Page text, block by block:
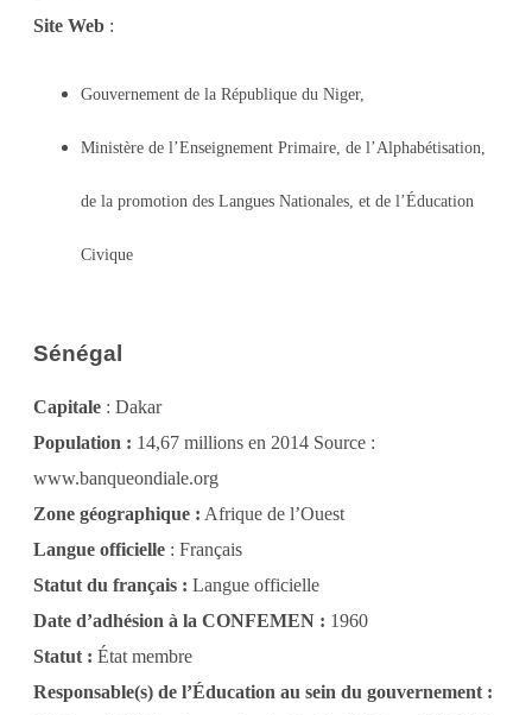
Site Web :
Gouvernement de la République du Niger,
Ministère de l’Enseignement Primaire, de l’Alphabétisation,
de la promotion des Langues Nationales, et de l’Éducation
Civique
Sénégal
Capitale : Dakar
Population : 14,67 millions en 2014 Source :
www.banqueondiale.org
Zone géographique : Afrique de l’Ouest
Langue officielle : Français
Statut du français : Langue officielle
Date d’adhésion à la CONFEMEN : 1960
Statut : État membre
Responsable(s) de l’Éducation au sein du gouvernement :